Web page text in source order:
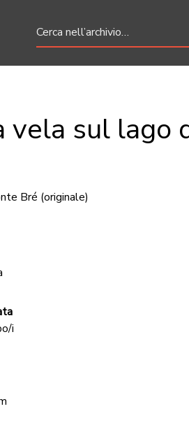
vela sul lago
Bré (originale)
i